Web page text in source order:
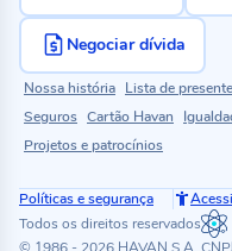
Negociar dívida
Nossa história Lista de
Seguros Cartão Havan
Projetos e patrocínios
Políticas e segurança
Todos os direitos reservados